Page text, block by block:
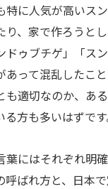
特に人気が高いス
り、家で作ろうと
ドゥブチゲ」「ス
あって混乱したこ
も適切なのか、あ
方も多いはずです
葉にはそれぞれ明
呼ばれ方と、日本